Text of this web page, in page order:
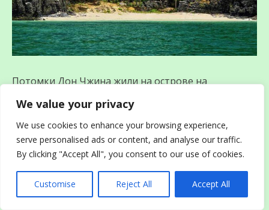
We value your privacy
We use cookies to enhance your browsing experience,
serve personalised ads or content, and analyse our traffic.
By clicking "Accept All", you consent to our use of cookies.
Customise Reject All Accept All
Потомки Дон Чжина жили на острове на
постоянно подвергались атакам тигров, которые
наводняли эти земли. Вследствие этого они
решили перебраться на остров Модо, который
находился неподалёку. Когда жители
одна старушка. Она стала взывать к морскому
Дракону, умоляя помочь ей воссоединиться с